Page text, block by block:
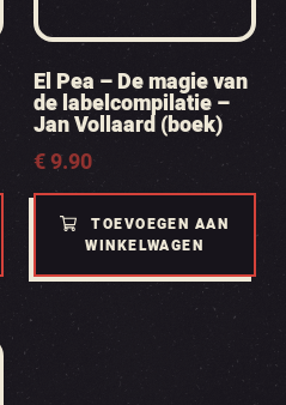
El Pea – De magie van
de labelcompilatie –
Jan Vollaard (boek)
€9.90
TOEVOEGEN AAN
WINKELWAGEN